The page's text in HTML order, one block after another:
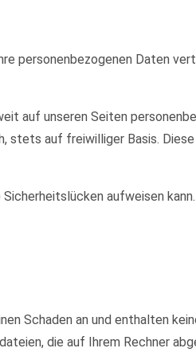
personenbezogenen Daten
auf unseren Seiten
stets auf freiwilliger Basis.
aufweisen
Schaden an und enthalten
die auf Ihrem Rechner